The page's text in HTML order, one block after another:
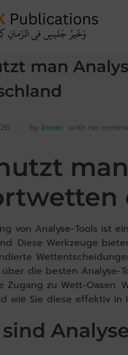
man
by Imran with no
von Analyse-Tools ist
Diese Werkzeuge
die besten Analyse-
Zugang zu Wett-Oasen.
wie Sie diese effektiv in
sind